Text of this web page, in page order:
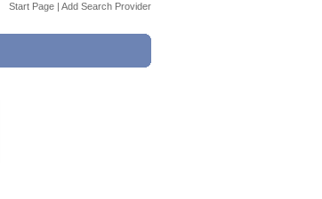
Start Page | Add Search Provider